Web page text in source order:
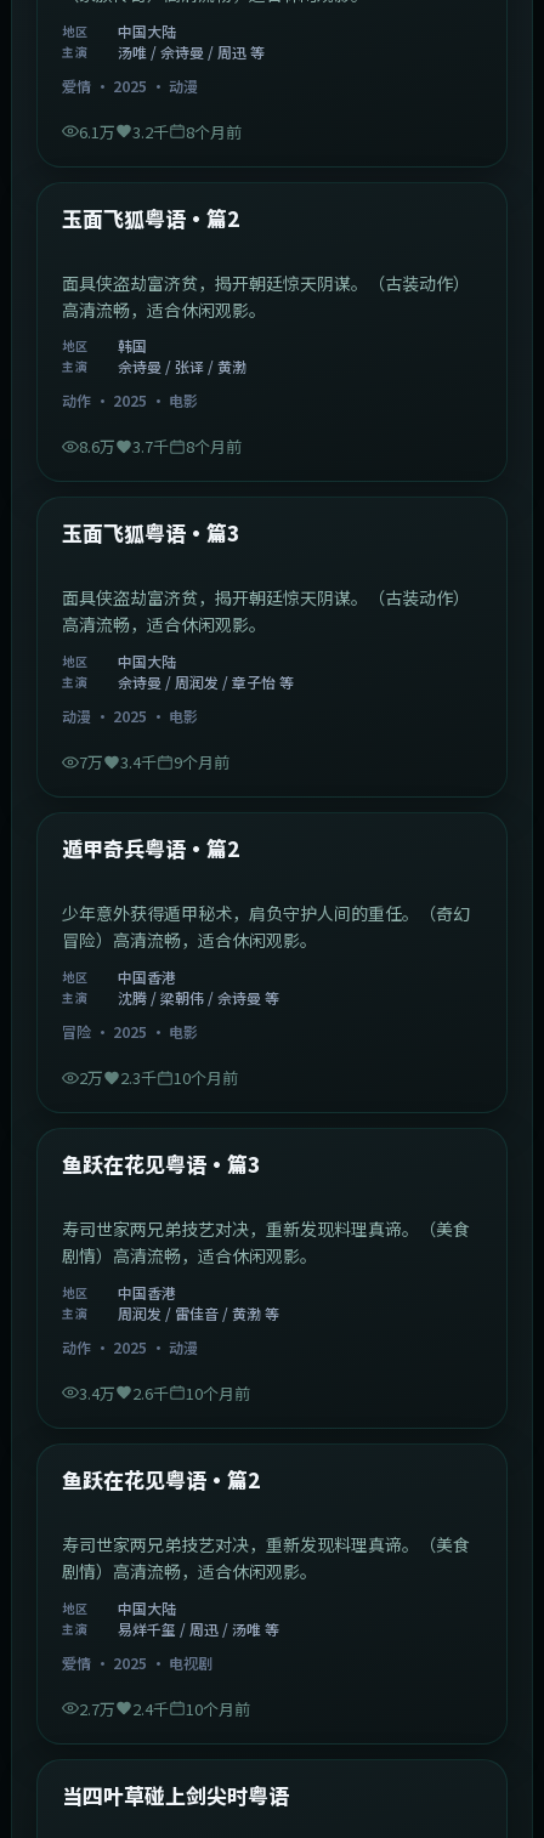
地区 中国大陆
主演
汤唯 / 佘诗曼 / 周迅 等
爱情· 2025 · 动漫
6.1万 3.2千 8个月前
最新
玉面飞狐粤语·篇2
面具侠盗劫富济贫，揭开朝廷惊天阴谋。（古装动作）
高清流畅，适合休闲观影。
地区 韩国
主演
佘诗曼 / 张译 / 黄渤
动作· 2025 · 电影
8.6万 3.7千 8个月前
最新
玉面飞狐粤语·篇3
面具侠盗劫富济贫，揭开朝廷惊天阴谋。（古装动作）
高清流畅，适合休闲观影。
地区 中国大陆
主演
佘诗曼 / 周润发 / 章子怡 等
动漫 · 2025 · 电影
7万 3.4千 9个月前
最新
遁甲奇兵粤语·篇2
少年意外获得遁甲秘术，肩负守护人间的重任。（奇幻
冒险）高清流畅，适合休闲观影。
地区 中国香港
主演
沈腾 / 梁朝伟 / 佘诗曼 等
冒险· 2025 · 电影
2万 2.3千 10个月前
最新
鱼跃在花见粤语·篇3
寿司世家两兄弟技艺对决，重新发现料理真谛。（美食
剧情）高清流畅，适合休闲观影。
地区 中国香港
主演
周润发 / 雷佳音 / 黄渤 等
动作· 2025 · 动漫
3.4万 2.6千 10个月前
最新
鱼跃在花见粤语·篇2
寿司世家两兄弟技艺对决，重新发现料理真谛。（美食
剧情）高清流畅，适合休闲观影。
地区 中国大陆
主演
易烊千玺 / 周迅 / 汤唯 等
爱情· 2025 · 电视剧
2.7万 2.4千 10个月前
最新
当四叶草碰上剑尖时粤语